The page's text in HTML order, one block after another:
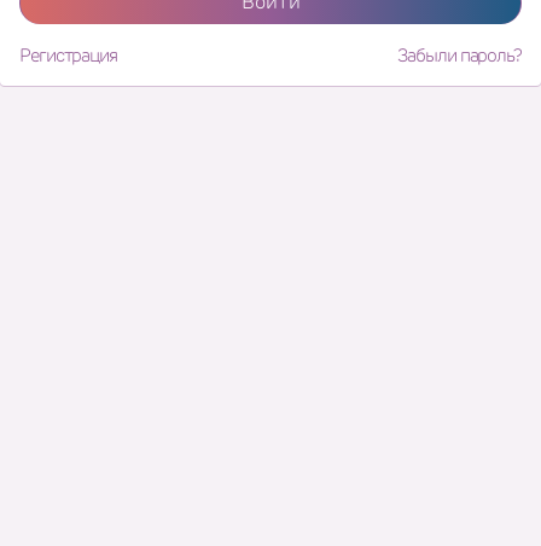
Регистрация Забыли пароль?